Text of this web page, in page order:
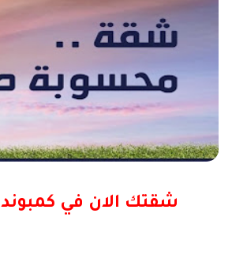
شقتك الان في كمبوند Ture نصر سيتي مدينة نصر من شركة المنصور